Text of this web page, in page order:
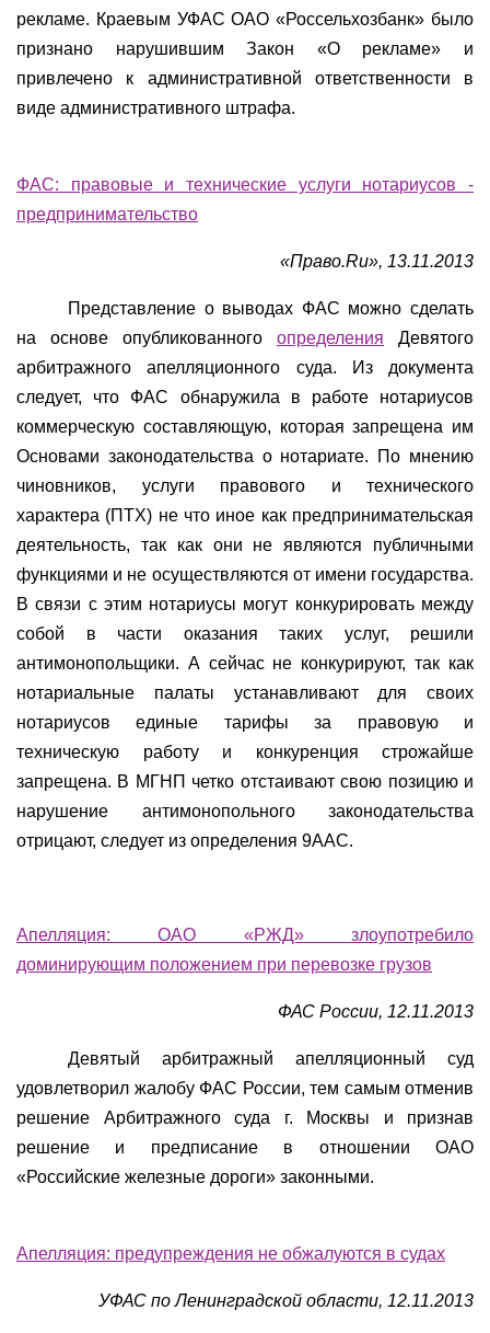
рекламе. Краевым УФАС ОАО «Россельхозбанк» было
признано нарушившим Закон «О рекламе» и
привлечено к административной ответственности в
виде административного штрафа.
ФАС: правовые и технические услуги нотариусов -
предпринимательство
«Право.Ru», 13.11.2013
Представление о выводах ФАС можно сделать
на основе опубликованного определения Девятого
арбитражного апелляционного суда.
Из документа
следует, что ФАС обнаружила в работе нотариусов
коммерческую составляющую, которая запрещена им
Основами законодательства о нотариате. По мнению
чиновников, услуги правового и технического
характера (ПТХ) не что иное как предпринимательская
деятельность, так как они не являются публичными
функциями и не осуществляются от имени государства.
В связи с этим нотариусы могут конкурировать между
собой в части оказания таких услуг, решили
антимонопольщики. А сейчас не конкурируют, так как
нотариальные палаты устанавливают для своих
нотариусов единые тарифы за правовую и
техническую работу и конкуренция строжайше
запрещена. В МГНП четко отстаивают свою позицию и
нарушение антимонопольного законодательства
отрицают, следует из определения 9ААС.
Апелляция: ОАО «РЖД» злоупотребило
доминирующим положением при перевозке грузов
ФАС России, 12.11.2013
Девятый арбитражный апелляционный суд
удовлетворил жалобу ФАС России, тем самым отменив
решение Арбитражного суда г. Москвы и признав
решение и предписание в отношении ОАО
«Российские железные дороги» законными.
Апелляция: предупреждения не обжалуются в судах
УФАС по Ленинградской области, 12.11.2013